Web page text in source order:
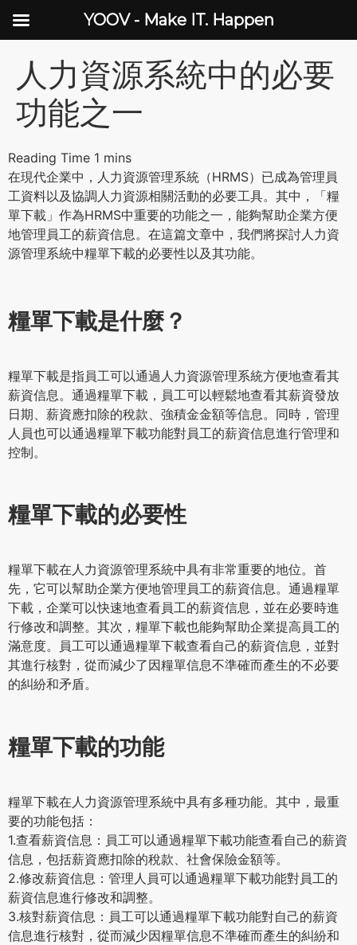
人力資源系統中的必要
功能之一
在現代企業中，人力資源管理系統（HRMS）已成為管理員
工資料以及協調人力資源相關活動的必要工具。其中，「糧
單下載」作為HRMS中重要的功能之一，能夠幫助企業方便
地管理員工的薪資信息。在這篇文章中，我們將探討人力資
源管理系統中糧單下載的必要性以及其功能。
糧單下載是什麼？
糧單下載是指員工可以通過人力資源管理系統方便地查看其
薪資信息。通過糧單下載，員工可以輕鬆地查看其薪資發放
日期、薪資應扣除的稅款、強積金金額等信息。同時，管理
人員也可以通過糧單下載功能對員工的薪資信息進行管理和
控制。
糧單下載的必要性
糧單下載在人力資源管理系統中具有非常重要的地位。首
先，它可以幫助企業方便地管理員工的薪資信息。通過糧單
下載，企業可以快速地查看員工的薪資信息，並在必要時進
行修改和調整。其次，糧單下載也能夠幫助企業提高員工的
滿意度。員工可以通過糧單下載查看自己的薪資信息，並對
其進行核對，從而減少了因糧單信息不準確而產生的不必要
的糾紛和矛盾。
糧單下載的功能
糧單下載在人力資源管理系統中具有多種功能。其中，最重
要的功能包括：
1.查看薪資信息：員工可以通過糧單下載功能查看自己的薪資
信息，包括薪資應扣除的稅款、社會保險金額等。
2.修改薪資信息：管理人員可以通過糧單下載功能對員工的
薪資信息進行修改和調整。
3.核對薪資信息：員工可以通過糧單下載功能對自己的薪資
信息進行核對，從而減少因糧單信息不準確而產生的糾紛和
YOOV - Make IT. Happen